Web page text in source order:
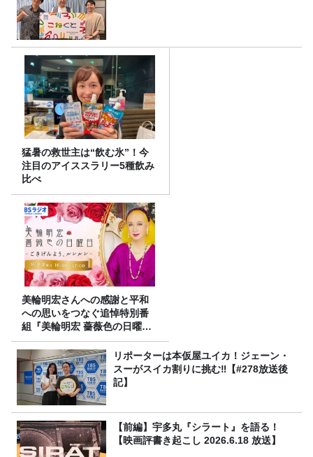
猛暑の救世主は“飲む氷”！今
注目のアイススラリー5種飲み
比べ
美輪明宏さんへの感謝と平和
への思いをつなぐ追悼特別番
組『美輪明宏 薔薇色の日曜日
～ごきげんよう、ルンルン
～』8/9（日）16時放送リポーターは本仮屋ユイカ！ジェーン・
スーがスイカ割りに挑む‼【#278放送後
記】
【前編】宇多丸『シラート』を語る！
【映画評書き起こし 2026.6.18 放送】